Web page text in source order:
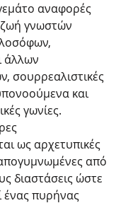
αναφορές
ζωή γνωστών
άλλων
σουρρεαλιστικές
και
γωνίες.
ως αρχετυπικές
από
διαστάσεις ώστε
ένας πυρήνας